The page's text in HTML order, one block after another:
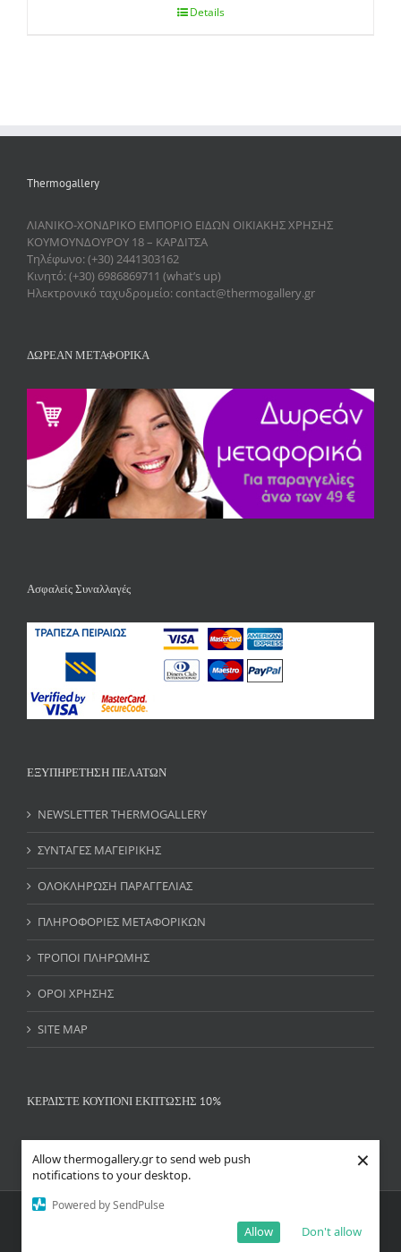
Allow thermogallery.gr to send web push
notifications to your desktop.
Powered by SendPulse
Don't allow
Allow
×
Details
Thermogallery
ΛΙΑΝΙΚΟ-ΧΟΝΔΡΙΚΟ ΕΜΠΟΡΙΟ ΕΙΔΩΝ ΟΙΚΙΑΚΗΣ ΧΡΗΣΗΣ
ΚΟΥΜΟΥΝΔΟΥΡΟΥ 18 – ΚΑΡΔΙΤΣΑ
Τηλέφωνο: (+30) 2441303162
Κινητό: (+30) 6986869711 (what’s up)
Ηλεκτρονικό ταχυδρομείο: contact@thermogallery.gr
ΔΩΡΕΑΝ ΜΕΤΑΦΟΡΙΚΑ
Ασφαλείς Συναλλαγές
ΕΞΥΠΗΡΕΤΗΣΗ ΠΕΛΑΤΩΝ
NEWSLETTER THERMOGALLERY
ΣΥΝΤΑΓΕΣ ΜΑΓΕΙΡΙΚΗΣ
ΟΛΟΚΛΗΡΩΣΗ ΠΑΡΑΓΓΕΛΙΑΣ
ΠΛΗΡΟΦΟΡΙΕΣ ΜΕΤΑΦΟΡΙΚΩΝ
ΤΡΟΠΟΙ ΠΛΗΡΩΜΗΣ
ΟΡΟΙ ΧΡΗΣΗΣ
SITE MAP
ΚΕΡΔΙΣΤΕ ΚΟΥΠΟΝΙ ΕΚΠΤΩΣΗΣ 10%
Copyright 2018 THERMOGALLERY.GR| All Rights Reserved | Powered
ΚΑΤΑΣΚΕΥΗ ΙΣΤΟΣΕΛΙΔΩΝSEO